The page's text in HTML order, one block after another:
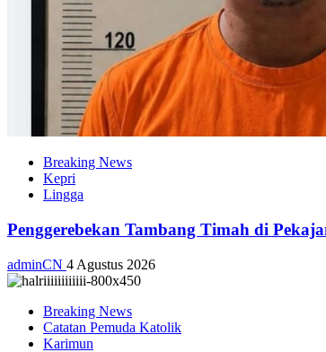
Breaking News
Kepri
Lingga
Penggerebekan Tambang Timah di
adminCN 4 Agustus 2026
Breaking News
Catatan Pemuda Katolik
Karimun